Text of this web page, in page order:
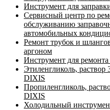
Инструмент для
Сервисный центр по
обслуживанию
автомобильных
Ремонт трубок и
аргоном
Инструмент для
Этиленгликоль, раствор
DIXIS
Пропиленгликоль,
DIXIS
Холодильный